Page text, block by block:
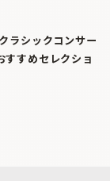
ラシックコンサー
すすめセレクショ